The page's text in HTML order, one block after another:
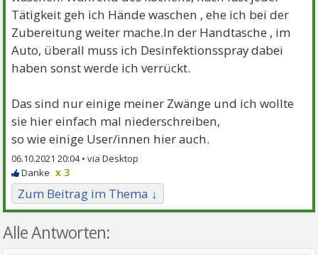
Tätigkeit geh ich Hände waschen , ehe ich bei der
Zubereitung weiter mache.In der Handtasche , im
Auto, überall muss ich Desinfektionsspray dabei
haben sonst werde ich verrückt.
Das sind nur einige meiner Zwänge und ich wollte
sie hier einfach mal niederschreiben,
so wie einige User/innen hier auch.
06.10.2021 20:04 •
x 3
Zum Beitrag im Thema ↓
Alle Antworten: